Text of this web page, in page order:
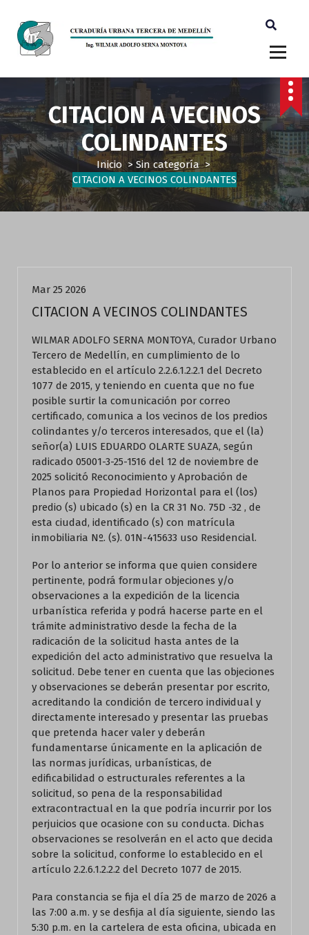
CITACION A VECINOS
COLINDANTES
Inicio>Sin categoría>
CITACION A VECINOS COLINDANTES
Mar 25 2026
CITACION A VECINOS COLINDANTES
WILMAR ADOLFO SERNA MONTOYA, Curador Urbano
Tercero de Medellín, en cumplimiento de lo
establecido en el artículo 2.2.6.1.2.2.1 del Decreto
1077 de 2015, y teniendo en cuenta que no fue
posible surtir la comunicación por correo
certificado, comunica a los vecinos de los predios
colindantes y/o terceros interesados, que el (la)
señor(a) LUIS EDUARDO OLARTE SUAZA, según
radicado 05001-3-25-1516 del 12 de noviembre de
2025 solicitó Reconocimiento y Aprobación de
Planos para Propiedad Horizontal para el (los)
predio (s) ubicado (s) en la CR 31 No. 75D -32 , de
esta ciudad, identificado (s) con matrícula
inmobiliaria Nº. (s). 01N-415633 uso Residencial.
Por lo anterior se informa que quien considere
pertinente, podrá formular objeciones y/o
observaciones a la expedición de la licencia
urbanística referida y podrá hacerse parte en el
trámite administrativo desde la fecha de la
radicación de la solicitud hasta antes de la
expedición del acto administrativo que resuelva la
solicitud. Debe tener en cuenta que las objeciones
y observaciones se deberán presentar por escrito,
acreditando la condición de tercero individual y
directamente interesado y presentar las pruebas
que pretenda hacer valer y deberán
fundamentarse únicamente en la aplicación de
las normas jurídicas, urbanísticas, de
edificabilidad o estructurales referentes a la
solicitud, so pena de la responsabilidad
extracontractual en la que podría incurrir por los
perjuicios que ocasione con su conducta. Dichas
observaciones se resolverán en el acto que decida
sobre la solicitud, conforme lo establecido en el
artículo 2.2.6.1.2.2.2 del Decreto 1077 de 2015.
Para constancia se fija el día 25 de marzo de 2026 a
las 7:00 a.m. y se desfija al día siguiente, siendo las
5:30 p.m. en la cartelera de esta oficina, ubicada en